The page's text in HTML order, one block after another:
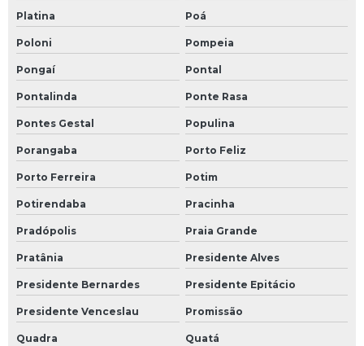
Platina Poá
Poloni Pompeia
Pongaí Pontal
Pontalinda Ponte Rasa
Pontes Gestal Populina
Porangaba Porto Feliz
Porto Ferreira Potim
Potirendaba Pracinha
Pradópolis Praia Grande
Pratânia Presidente Alves
Presidente Bernardes Presidente Epitácio
Presidente Venceslau Promissão
Quadra Quatá